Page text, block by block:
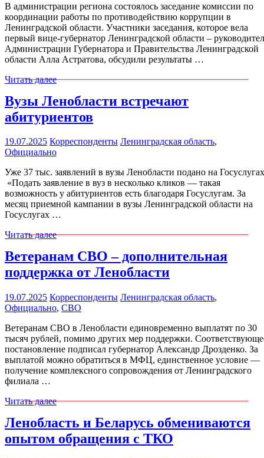
В администрации региона состоялось заседание комиссии по
координации работы по противодействию коррупции в
Ленинградской области. Участники заседания, которое вела
первый вице-губернатор Ленинградской области –
Администрации Губернатора и Правительства Ленинградской
области Алла Астратова, обсудили результаты …
Читать далее
Вузы Ленобласти встречают
абитуриентов
19.07.2025 Корреспонденты Ленинградская область,
Официально
Уже 37 тыс. заявлений в вузы Ленобласти подано на
«Подать заявление в вуз в несколько кликов — такая
возможность у абитуриентов есть благодаря Госуслугам. За
месяц приемной кампании в вузы Ленинградской области на
Госуслугах …
Читать далее
Ветеранам СВО – дополнительная
поддержка от Ленобласти
19.07.2025 Корреспонденты Ленинградская область,
Официально, СВО
Ветеранам СВО в Ленобласти единовременно выплатят по 30
тысяч рублей, помимо других мер поддержки.
постановление подписал губернатор Александр Дрозденко. За
выплатой можно обратиться в МФЦ, единственное условие —
получение комплексного сопровождения от Ленинградского
филиала …
Читать далее
Ленобласть и Беларусь обмениваются
опытом обращения с ТКО